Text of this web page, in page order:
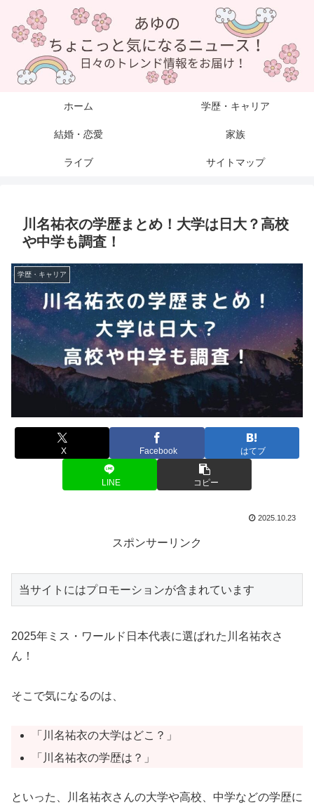
ホーム 学歴・キャリア
結婚・恋愛 家族
ライブ サイトマップ
川名祐衣の学歴まとめ！大学は日大？高校
や中学も調査！
学歴・キャリア
X Facebook はてブ
LINE コピー
2025.10.23
スポンサーリンク
当サイトにはプロモーションが含まれています
2025年ミス・ワールド日本代表に選ばれた川名祐衣さ
ん！
そこで気になるのは、
「川名祐衣の大学はどこ？」
「川名祐衣の学歴は？」
といった、川名祐衣さんの大学や高校、中学などの学歴に